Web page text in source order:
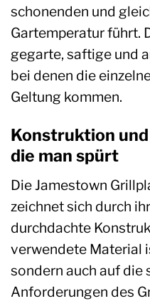
schonenden und
Gartemperatur führt.
gegarte, saftige und
bei denen die
Geltung kommen.
Konstruktion
die man spürt
Die Jamestown
zeichnet sich durch
durchdachte
verwendete Material
sondern auch auf die
Anforderungen des